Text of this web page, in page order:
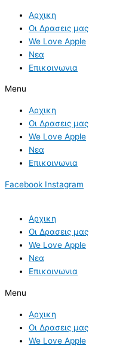
content
Αρχικη
Οι Δρασεις μας
We Love Apple
Νεα
Επικοινωνια
Menu
Αρχικη
Οι Δρασεις μας
We Love Apple
Νεα
Επικοινωνια
Facebook Instagram
Αρχικη
Οι Δρασεις μας
We Love Apple
Νεα
Επικοινωνια
Menu
Αρχικη
Οι Δρασεις μας
We Love Apple